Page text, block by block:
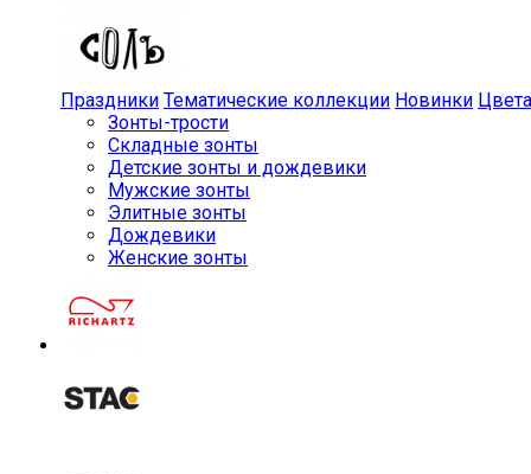
Праздники Тематические коллекции Новинки Цвета
Зонты-трости
Складные зонты
Детские зонты и дождевики
Мужские зонты
Элитные зонты
Дождевики
Женские зонты